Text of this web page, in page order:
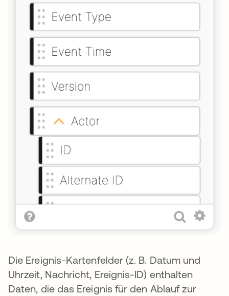
Die Ereignis-Kartenfelder (z. B. Datum und
Uhrzeit, Nachricht, Ereignis-ID) enthalten
Daten, die das Ereignis für den Ablauf zur